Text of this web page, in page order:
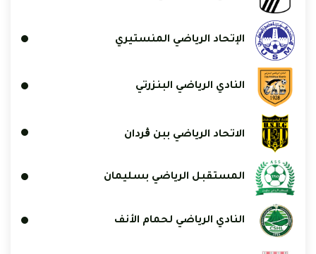
الإتحاد الرياضي المنستيري
النادي الرياضي البنزرتي
الاتحاد الرياضي ببن ڨردان
المستقبل الرياضي بسليمان
النادي الرياضي لحمام الأنف